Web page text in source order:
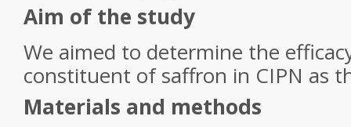
Aim of the study
We aimed to determine the
constituent of saffron in CIPN as
Materials and methods